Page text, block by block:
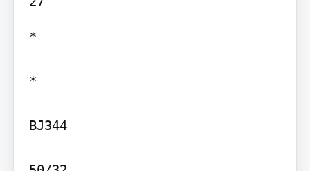
*
*
BJ344